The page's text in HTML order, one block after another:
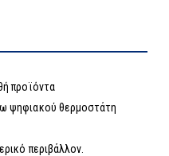
προϊόντα
ψηφιακού θερμοστάτη
περιβάλλον.